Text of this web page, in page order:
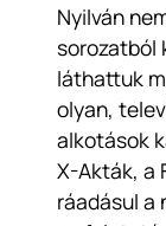
Nyilván
sorozatból
láthattuk
olyan,
alkotások
X-Akták, a
ráadásul a